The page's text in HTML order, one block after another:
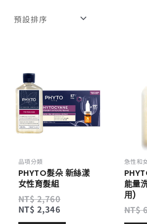
品項分類
PHYTO髮朵 新絲漾
女性育髮組
NT$2,760
格：
NT$ 2,760。
NT$ 2,346
格：
NT$ 2,346。
急性和
能量
用)
NT$